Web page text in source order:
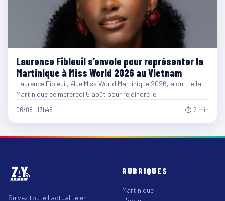
Laurence Fibleuil s’envole pour représenter la
Martinique à Miss World 2026 au Vietnam
Laurence Fibleuil, élue Miss World Martinique 2026, a quitté la
Martinique ce mercredi 5 août pour rejoindre le…
06/08 · 13h48 ⏱ 2 min
Suivez toute l'actualité en
RUBRIQUES
Martinique